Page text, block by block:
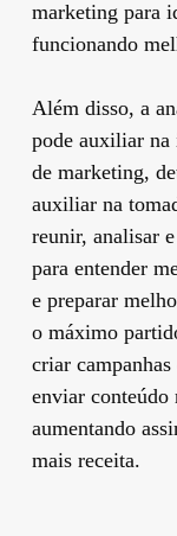
marketing para
funcionando
Além disso, a
pode auxiliar na
de marketing,
auxiliar na
reunir, analisar
para entender
e preparar
o máximo
criar
enviar conteúdo
aumentando
mais receita.